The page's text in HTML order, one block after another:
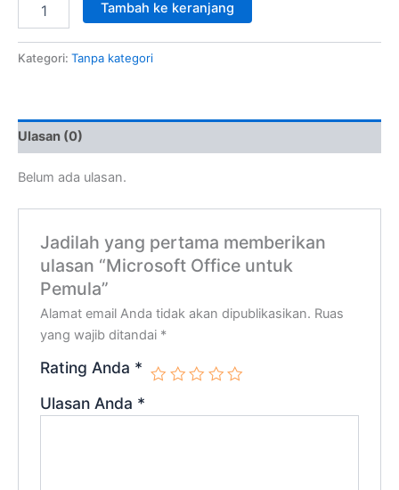
Tambah ke keranjang
Kategori: Tanpa kategori
Ulasan (0)
Belum ada ulasan.
Jadilah yang pertama memberikan
ulasan “Microsoft Office untuk
Pemula”
Alamat email Anda tidak akan dipublikasikan. Ruas
yang wajib ditandai *
Rating Anda *
Ulasan Anda *